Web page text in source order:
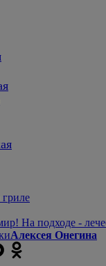
На подходе -
Алексея Онегина